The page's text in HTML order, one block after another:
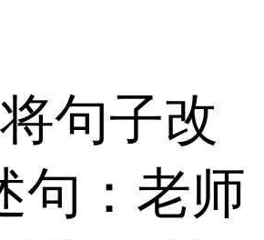
将句子改
句：老师